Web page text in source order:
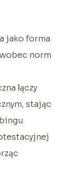
jako forma
norm
łączy
stając